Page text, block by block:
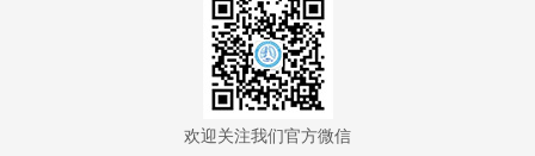
欢迎关注我们官方微信